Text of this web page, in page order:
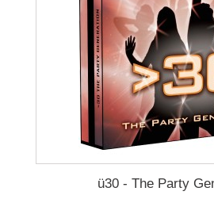
ü30 - The Party